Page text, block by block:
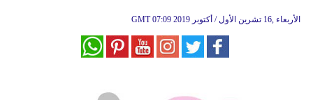
GMT 07:09 2019 الأربعاء ,16 تشرين الأول / أكتوبر